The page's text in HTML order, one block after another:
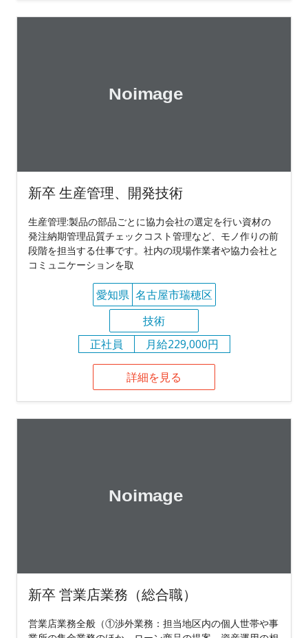
新卒 生産管理、開発技術
生産管理:製品の部品ごとに協力会社の選定を行い資材の
発注納期管理品質チェックコスト管理など、モノ作りの前
段階を担当する仕事です。社内の現場作業者や協力会社と
コミュニケーションを取
愛知県 名古屋市瑞穂区
技術
正社員
月給229,000円
詳細を見る
新卒 営業店業務（総合職）
営業店業務全般（①渉外業務：担当地区内の個人世帯や事